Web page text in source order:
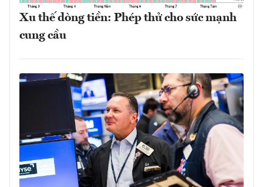
Xu thế dòng tiền: Phép thử cho sức mạnh
cung cầu